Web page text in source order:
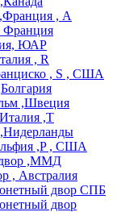
, A
Франция
ЮАР
, R
, S , США
,Швеция
,T
,P , США
двор ,ММД
, Австралия
двор СПБ
двор